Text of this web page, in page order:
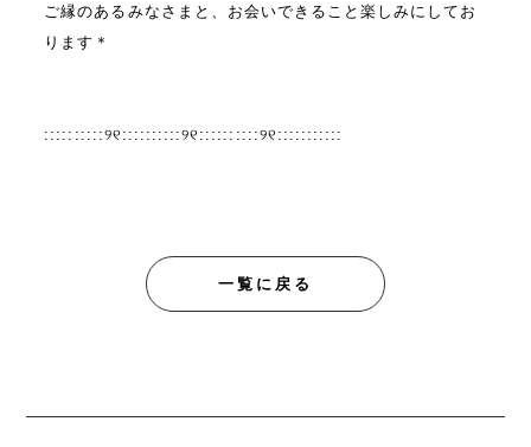
ご縁のあるみなさまと、お会いできること楽しみにしてお
ります＊
::::::::::୨୧::::::::::୨୧::::::::::୨୧:::::::::::
一覧に戻る